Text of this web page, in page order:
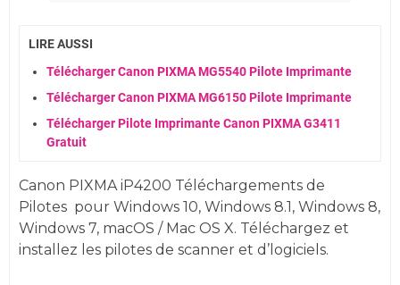
LIRE AUSSI
Télécharger Canon PIXMA MG5540 Pilote Imprimante
Télécharger Canon PIXMA MG6150 Pilote Imprimante
Télécharger Pilote Imprimante Canon PIXMA G3411
Gratuit
Canon PIXMA iP4200 Téléchargements de
Pilotes pour Windows 10, Windows 8.1, Windows 8,
Windows 7, macOS / Mac OS X. Téléchargez et
installez les pilotes de scanner et d’logiciels.